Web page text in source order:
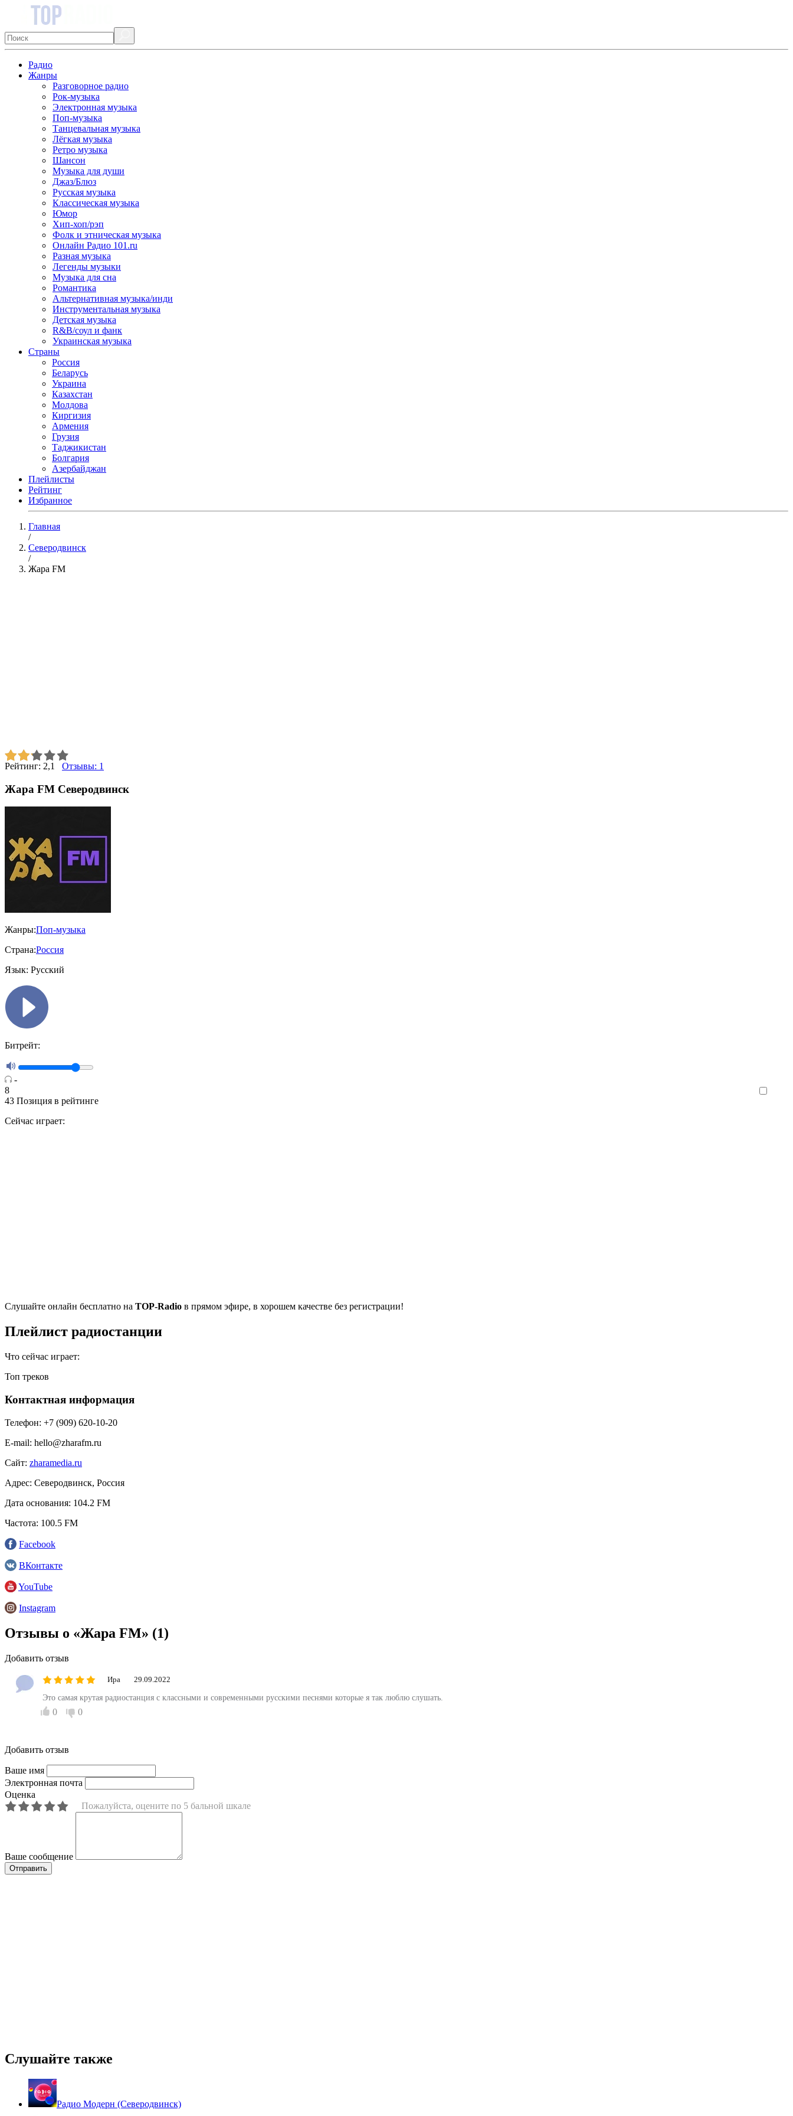
Радио
Жанры
Разговорное радио
Рок-музыка
Электронная музыка
Поп-музыка
Танцевальная музыка
Лёгкая музыка
Ретро музыка
Шансон
Музыка для души
Джаз/Блюз
Русская музыка
Классическая музыка
Юмор
Хип-хоп/рэп
Фолк и этническая музыка
Онлайн Радио 101.ru
Разная музыка
Легенды музыки
Музыка для сна
Романтика
Альтернативная музыка/инди
Инструментальная музыка
Детская музыка
R&B/cоул и фанк
Украинская музыка
Страны
Россия
Беларусь
Украина
Казахстан
Молдова
Киргизия
Армения
Грузия
Таджикистан
Болгария
Азербайджан
Плейлисты
Рейтинг
Избранное
Главная
/
Северодвинск
/
Жара FM
Рейтинг: 2,1 Отзывы: 1
Жара FM Северодвинск
Жанры:Поп-музыка
Страна:Россия
Язык: Русский
Битрейт:
-
8
43 Позиция в рейтинге
Сейчас играет:
Cлушайте онлайн бесплатно на TOP-Radio в прямом эфире, в хорошем качестве без регистрации!
Плейлист радиостанции
Что сейчас играет:
Топ треков
Контактная информация
Телефон: +7 (909) 620-10-20
E-mail: hello@zharafm.ru
Сайт: zharamedia.ru
Адрес: Северодвинск, Россия
Дата основания: 104.2 FM
Частота: 100.5 FM
Facebook
ВКонтакте
YouTube
Instagram
Отзывы о «Жара FM» (1)
Добавить отзыв
Ира 29.09.2022
Это самая крутая радиостанция с классными и современными русскими песнями которые я так люблю слушать.
0 0
Добавить отзыв
Ваше имя
Электронная почта
Оценка
Пожалуйста, оцените по 5 бальной шкале
Ваше сообщение
Слушайте также
Радио Модерн (Северодвинск)